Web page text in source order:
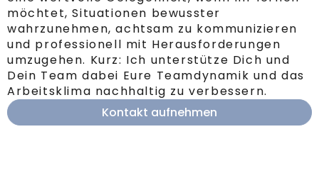
möchtet, Situationen bewusster
wahrzunehmen, achtsam zu kommunizieren
und professionell mit Herausforderungen
umzugehen. Kurz: Ich unterstütze Dich und
Dein Team dabei Eure Teamdynamik und das
Arbeitsklima nachhaltig zu verbessern.
Kontakt aufnehmen